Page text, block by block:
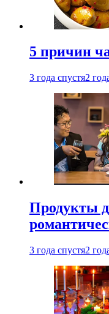
5 причин
3 года спустя2
Продукты
3 года спустя2